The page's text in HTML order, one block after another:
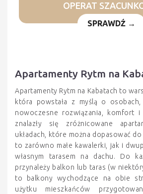
OPERAT
SPRAWDŹ →
Apartamenty Rytm na
Apartamenty Rytm na Kabatach to
która powstała z myślą o
nowoczesne rozwiązania, komfort
znalazły się zróżnicowane
układach, które można dopasować
to zarówno małe kawalerki, jak i
własnym tarasem na dachu. Do
przynależy balkon lub taras (w
to balkony wychodzące na obie
użytku mieszkańców